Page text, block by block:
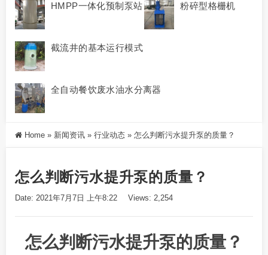
HMPP一体化预制泵站 粉碎型格栅机
截流井的基本运行模式
全自动餐饮废水油水分离器
Home » 新闻资讯 » 行业动态 » 怎么判断污水提升泵的质量？
怎么判断污水提升泵的质量？
Date: 2021年7月7日 上午8:22 Views: 2,254
怎么判断污水提升泵的质量？